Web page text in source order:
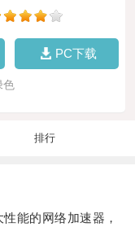
PC下载
色
排行
能的网络加速器，